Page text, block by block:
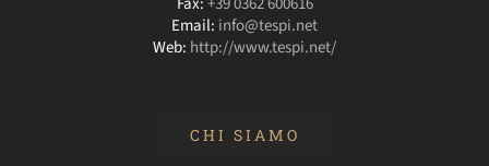
Email: info@tespi.net
Web: http://www.tespi.net/
CHI SIAMO